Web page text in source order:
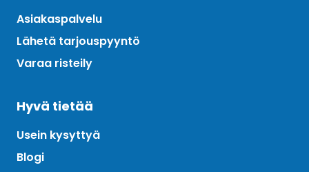
Asiakaspalvelu
Lähetä tarjouspyyntö
Varaa risteily
Hyvä tietää
Usein kysyttyä
Blogi